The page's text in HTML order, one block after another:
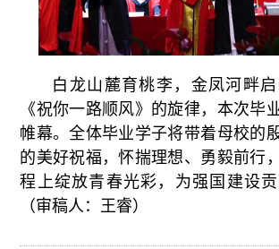
白龙山麓育桃李，金凤河畔
《祝你一路顺风》的旋律，本次毕
帷幕。全体毕业学子将带着母校的
的美好祝福，怀揣理想、勇毅前行
程上绽放青春光彩，为强国建设贡
（审稿人：王睿）